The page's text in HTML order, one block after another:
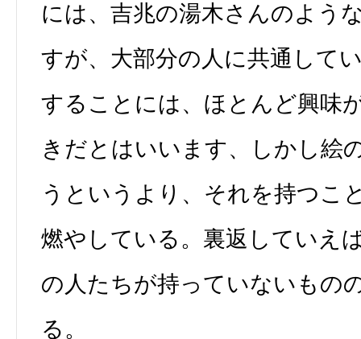
には、吉兆の湯木さんのよう
すが、大部分の人に共通して
することには、ほとんど興味
きだとはいいます、しかし絵
うというより、それを持つこ
燃やしている。裏返していえ
の人たちが持っていないもの
る。